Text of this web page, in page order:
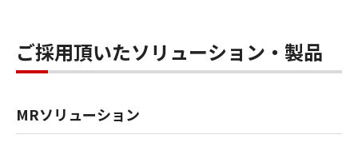
ご採用頂いたソリューション・製品
MRソリューション